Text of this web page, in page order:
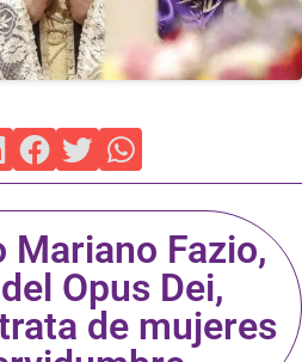
Mariano Fazio,
Opus Dei,
de mujeres